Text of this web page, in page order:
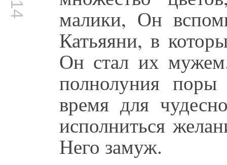
малики, Он
Катьяяни, в
Он стал их
полнолуния
время для
исполниться
Него замуж.